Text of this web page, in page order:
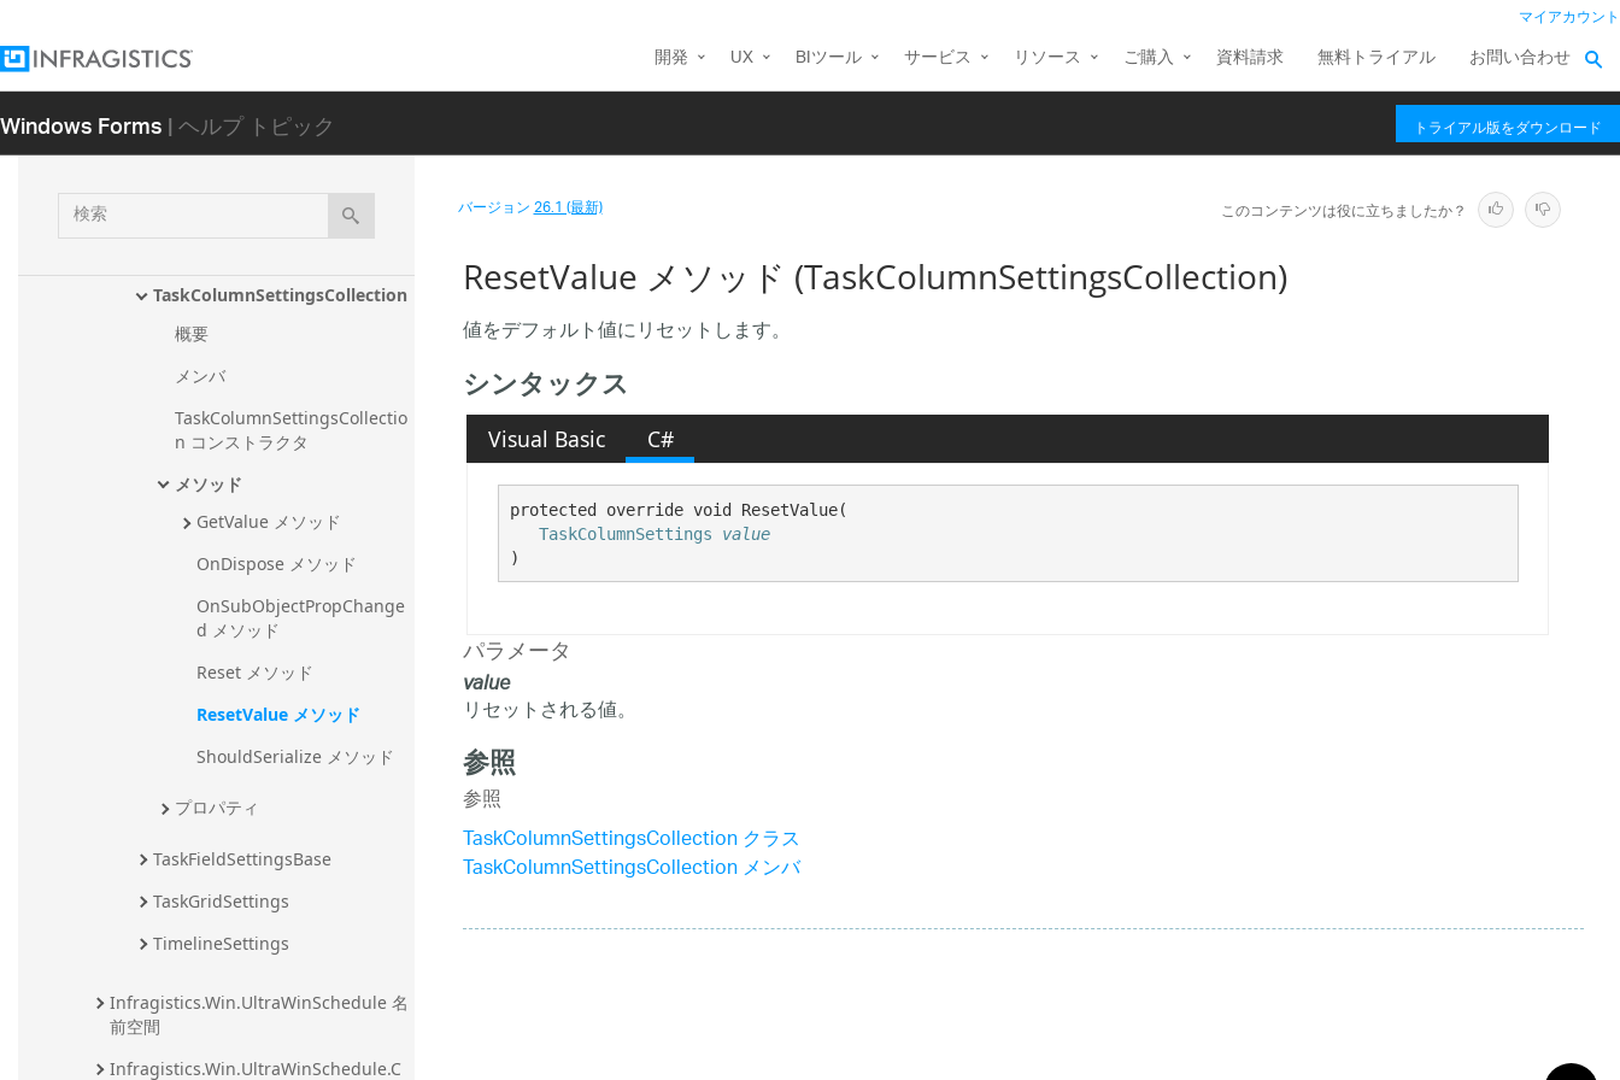
マイアカウント
開発 UX BIツール サービス リソース ご購入 資料請求 無料トライアル お問い合わせ
Windows Forms| ヘルプ トピック トライアル版をダウンロード
検
索
GridSettings
naryBase<TValue>
TaskCellSettingsCollection
TaskColumnSettingsCollection
概要
メンバ
TaskColumnSettingsCollectio
n コンストラクタ
メソッド
GetValue メソッド
OnDispose メソッド
OnSubObjectPropChange
d メソッド
Reset メソッド
ResetValue メソッド
ShouldSerialize メソッド
プロパティ
TaskFieldSettingsBase
TaskGridSettings
TimelineSettings
Infragistics.Win.UltraWinSchedule 名
前空間
Infragistics.Win.UltraWinSchedule.C
バージョン26.1 (最新) このコンテンツは役に立ちましたか？
ResetValue メソッド (TaskColumnSettingsCollection)
値をデフォルト値にリセットします。
シンタックス
Visual Basic C#
protected override void ResetValue(
TaskColumnSettings
value
)
パラメータ
value
リセットされる値。
参照
参照
TaskColumnSettingsCollection クラス
TaskColumnSettingsCollection メンバ